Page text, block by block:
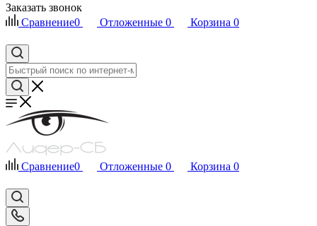
Заказать звонок
Сравнение0 Отложенные 0 Корзина 0
Сравнение0 Отложенные 0 Корзина 0